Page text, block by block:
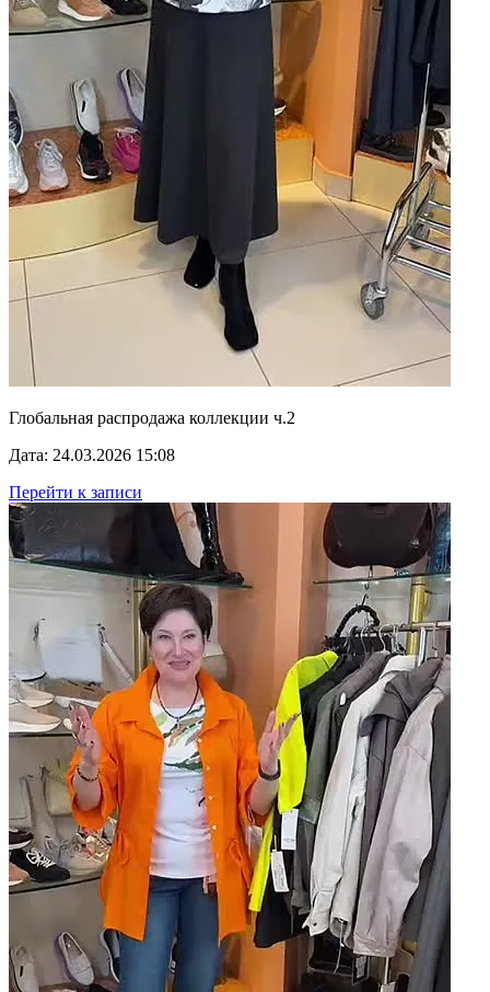
Глобальная распродажа коллекции ч.2
Дата: 24.03.2026 15:08
Перейти к записи